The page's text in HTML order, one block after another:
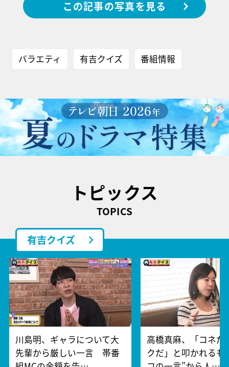
この記事の写真を見る
バラエティ 有吉クイズ 番組情報
トピックス
TOPICS
有吉クイズ
川島明、ギャラについて大
先輩から厳しい一言 帯番
高橋真麻、「コネだ
クだ」と叩かれる